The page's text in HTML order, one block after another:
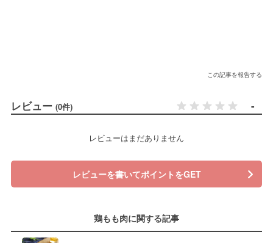
この記事を報告する
レビュー (0件) -
レビューはまだありません
レビューを書いてポイントをGET
鶏もも肉に関する記事